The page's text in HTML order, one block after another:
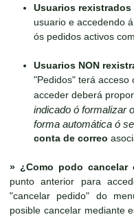
Usuarios rexistrados
usuario e accedendo
ós pedidos activos
Usuarios NON
"Pedidos" terá acceso
acceder deberá
indicado ó formalizar
forma automática ó
conta de correo
» ¿Como podo
punto anterior para
"cancelar pedido" do
posible cancelar mediante